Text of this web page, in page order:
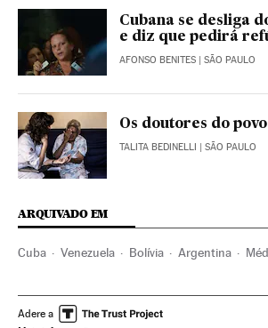
Cubana se desliga
e diz que pedirá
AFONSO BENITES | SÃO PAULO
Os doutores do povo
TALITA BEDINELLI | SÃO PAULO
ARQUIVADO EM
Cuba Venezuela Bolívia Argentina
América do Sul América
Adere a